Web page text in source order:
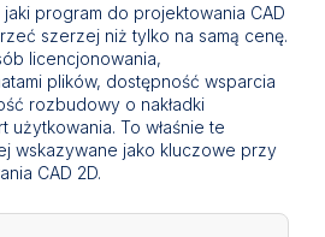
program do projektowania CAD
szerzej niż tylko na samą cenę.
licencjonowania,
plików, dostępność wsparcia
rozbudowy o nakładki
To właśnie te
wskazywane jako kluczowe przy
CAD 2D.